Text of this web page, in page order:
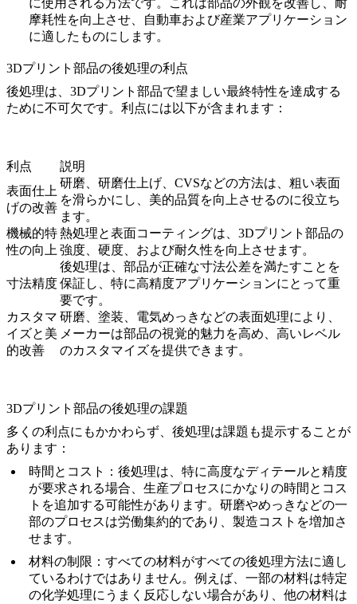
に使用される方法です。これは部品の外観を改善し、耐
摩耗性を向上させ、自動車および産業アプリケーション
に適したものにします。
3Dプリント部品の後処理の利点
後処理は、3Dプリント部品で望ましい最終特性を達成する
ために不可欠です。利点には以下が含まれます：
利点
説明
表面仕上
げの改善
研磨、研磨仕上げ、CVSなどの方法は、粗い表面
を滑らかにし、美的品質を向上させるのに役立ち
ます。
機械的特
性の向上
熱処理と表面コーティングは、3Dプリント部品の
強度、硬度、および耐久性を向上させます。
寸法精度
後処理は、部品が正確な寸法公差を満たすことを
保証し、特に高精度アプリケーションにとって重
要です。
カスタマ
イズと美
的改善
研磨、塗装、電気めっきなどの表面処理により、
メーカーは部品の視覚的魅力を高め、高いレベル
のカスタマイズを提供できます。
3Dプリント部品の後処理の課題
多くの利点にもかかわらず、後処理は課題も提示することが
あります：
時間とコスト
：後処理は、特に高度なディテールと精度
が要求される場合、生産プロセスにかなりの時間とコス
トを追加する可能性があります。研磨やめっきなどの一
部のプロセスは労働集約的であり、製造コストを増加さ
せます。
材料の制限 ：すべての材料がすべての後処理方法に適し
ているわけではありません。例えば、一部の材料は特定
の化学処理にうまく反応しない場合があり、他の材料は